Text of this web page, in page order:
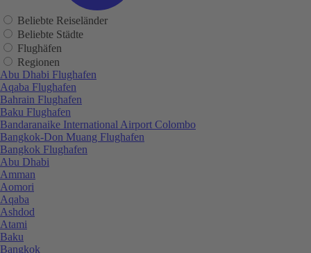
Beliebte Reiseländer
Beliebte Städte
Flughäfen
Regionen
Abu Dhabi Flughafen
Aqaba Flughafen
Bahrain Flughafen
Baku Flughafen
Bandaranaike International Airport Colombo
Bangkok-Don Muang Flughafen
Bangkok Flughafen
Abu Dhabi
Amman
Aomori
Aqaba
Ashdod
Atami
Baku
Bangkok